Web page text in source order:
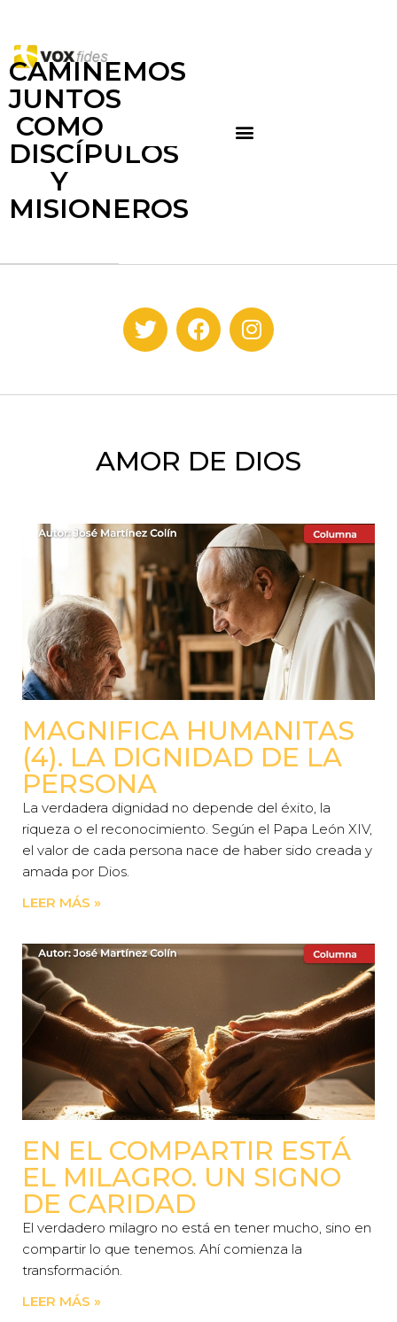
CAMINEMOS
JUNTOS
COMO
DISCÍPULOS
Y
MISIONEROS
AMOR DE DIOS
MAGNIFICA HUMANITAS
(4). LA DIGNIDAD DE LA
PERSONA
La verdadera dignidad no depende del éxito, la
riqueza o el reconocimiento. Según el Papa León XIV,
el valor de cada persona nace de haber sido creada y
amada por Dios.
LEER MÁS »
EN EL COMPARTIR ESTÁ
EL MILAGRO. UN SIGNO
DE CARIDAD
El verdadero milagro no está en tener mucho, sino en
compartir lo que tenemos. Ahí comienza la
transformación.
LEER MÁS »